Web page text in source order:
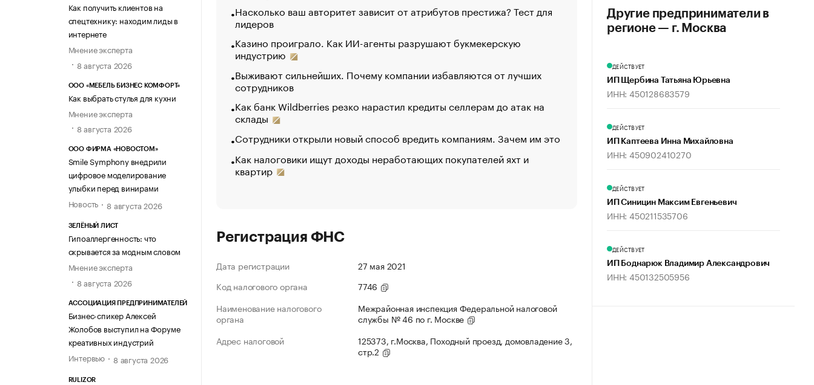
Как получить клиентов на
спецтехнику: находим лиды в
интернете
Мнение эксперта
8 августа 2026
ООО «МЕБЕЛЬ БИЗНЕС КОМФОРТ»
Как выбрать стулья для кухни
Мнение эксперта
8 августа 2026
ООО ФИРМА «НОВОСТОМ»
Smile Symphony внедрили
цифровое моделирование
улыбки перед винирами
Новость
8 августа 2026
ЗЕЛЁНЫЙ ЛИСТ
Гипоаллергенность: что
скрывается за модным словом
Мнение эксперта
8 августа 2026
АССОЦИАЦИЯ ПРЕДПРИНИМАТЕЛЕЙ
Бизнес-спикер Алексей
Жолобов выступил на Форуме
креативных индустрий
Интервью
8 августа 2026
RULIZOR
Насколько ваш авторитет зависит от атрибутов престижа? Тест для
лидеров
Казино проиграло. Как ИИ-агенты разрушают букмекерскую
индустрию
Выживают сильнейших. Почему компании избавляются от лучших
сотрудников
Как банк Wildberries резко нарастил кредиты селлерам до атак на
склады
Сотрудники открыли новый способ вредить компаниям. Зачем им это
Как налоговики ищут доходы неработающих покупателей яхт и
квартир
«От спорта тело стареет иначе». Как живет глава
создавшей GTA
Функции менеджмента: пять ключевых основ
управления
Стресс обеспеченных людей: почему рост доходов
Регистрация ФНС
Дата регистрации
27 мая 2021
Код налогового органа
7746
Наименование налогового
органа
Межрайонная инспекция Федеральной налоговой
службы № 46 по г. Москве
Адрес налоговой
125373, г.Москва, Походный проезд, домовладение 3,
стр.2
Другие предприниматели в
регионе — г. Москва
ДЕЙСТВУЕТ
ИП Щербина Татьяна Юрьевна
ИНН: 450128683579
ДЕЙСТВУЕТ
ИП Каптеева Инна Михайловна
ИНН: 450902410270
ДЕЙСТВУЕТ
ИП Синицин Максим Евгеньевич
ИНН: 450211535706
ДЕЙСТВУЕТ
ИП Боднарюк Владимир Александрович
ИНН: 450132505956